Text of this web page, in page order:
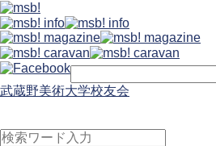
武蔵野美術大学校友会